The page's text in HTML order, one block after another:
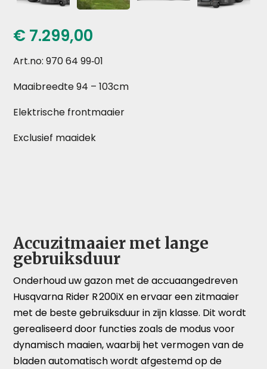
€ 7.299,00
Art.no: 970 64 99‑01
Maaibreedte 94 – 103cm
Elektrische frontmaaier
Exclusief maaidek
Accuzitmaaier met lange
gebruiksduur
Onderhoud uw gazon met de accuaangedreven
Husqvarna Rider R 200iX en ervaar een zitmaaier
met de beste gebruiksduur in zijn klasse. Dit wordt
gerealiseerd door functies zoals de modus voor
dynamisch maaien, waarbij het vermogen van de
bladen automatisch wordt afgestemd op de